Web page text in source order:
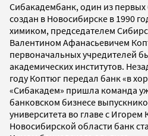
Сибакадембанк, один из
создан в Новосибирске в 1990
химиком, председателем
Валентином Афанасьевичем
первоначальных учредителей
академических институтов.
году Коптюг передал банк «в
«Сибакадем» пришла команда
банковском бизнесе
университета во главе с
Новосибирской области банк